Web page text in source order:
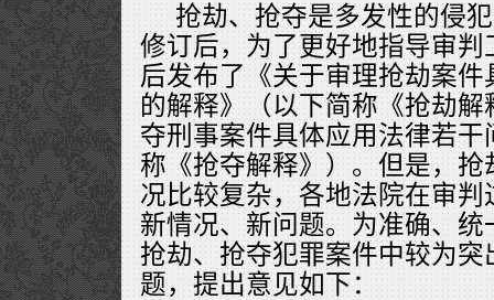
抢劫、抢夺是多发性的侵
修订后，为了更好地指导审
后发布了《关于审理抢劫案
的解释》（以下简称《抢劫
夺刑事案件具体应用法律若
称《抢夺解释》）。但是，
况比较复杂，各地法院在审
新情况、新问题。为准确、
抢劫、抢夺犯罪案件中较为
题，提出意见如下：